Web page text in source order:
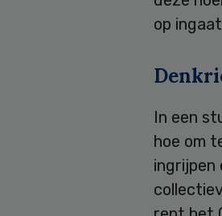
op
In een
hoe om
ingrijpen